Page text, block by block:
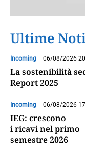
Ultime
Incoming 06/08/2026
La sostenibilità
Report 2025
Incoming 06/08/2026
IEG: crescono
i ricavi nel primo
semestre 2026